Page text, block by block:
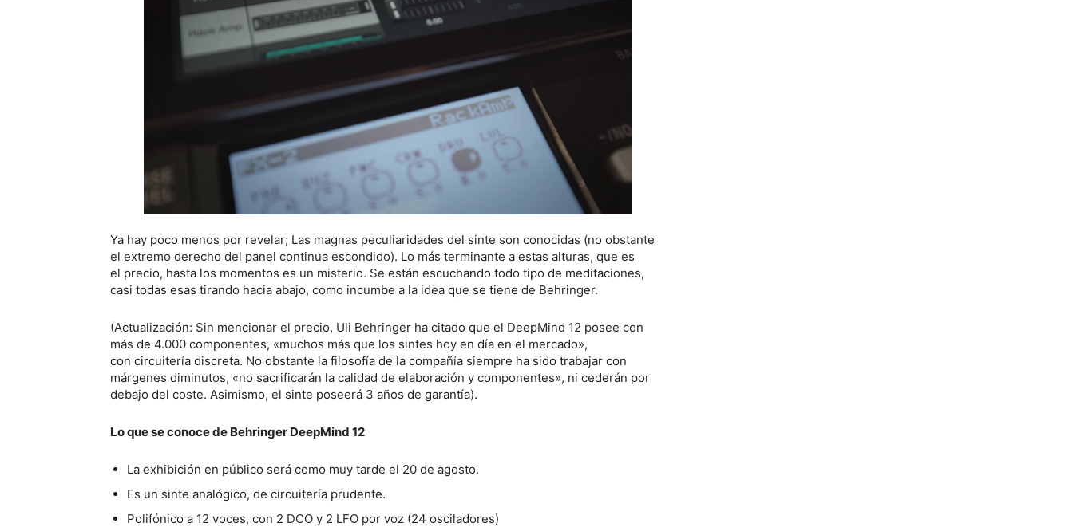
Ya hay poco menos por revelar; Las magnas peculiaridades del sinte son conocidas (no obstante
el extremo derecho del panel continua escondido). Lo más terminante a estas alturas, que es
el precio, hasta los momentos es un misterio. Se están escuchando todo tipo de meditaciones,
casi todas esas tirando hacia abajo, como incumbe a la idea que se tiene de Behringer.
(Actualización: Sin mencionar el precio, Uli Behringer ha citado que el DeepMind 12 posee con
más de 4.000 componentes, «muchos más que los sintes hoy en día en el mercado»,
con circuitería discreta. No obstante la filosofía de la compañía siempre ha sido trabajar con
márgenes diminutos, «no sacrificarán la calidad de elaboración y componentes», ni cederán por
debajo del coste. Asimismo, el sinte poseerá 3 años de garantía).
Lo que se conoce de Behringer DeepMind 12
La exhibición en público será como muy tarde el 20 de agosto.
Es un sinte analógico, de circuitería prudente.
Polifónico a 12 voces, con 2 DCO y 2 LFO por voz (24 osciladores)